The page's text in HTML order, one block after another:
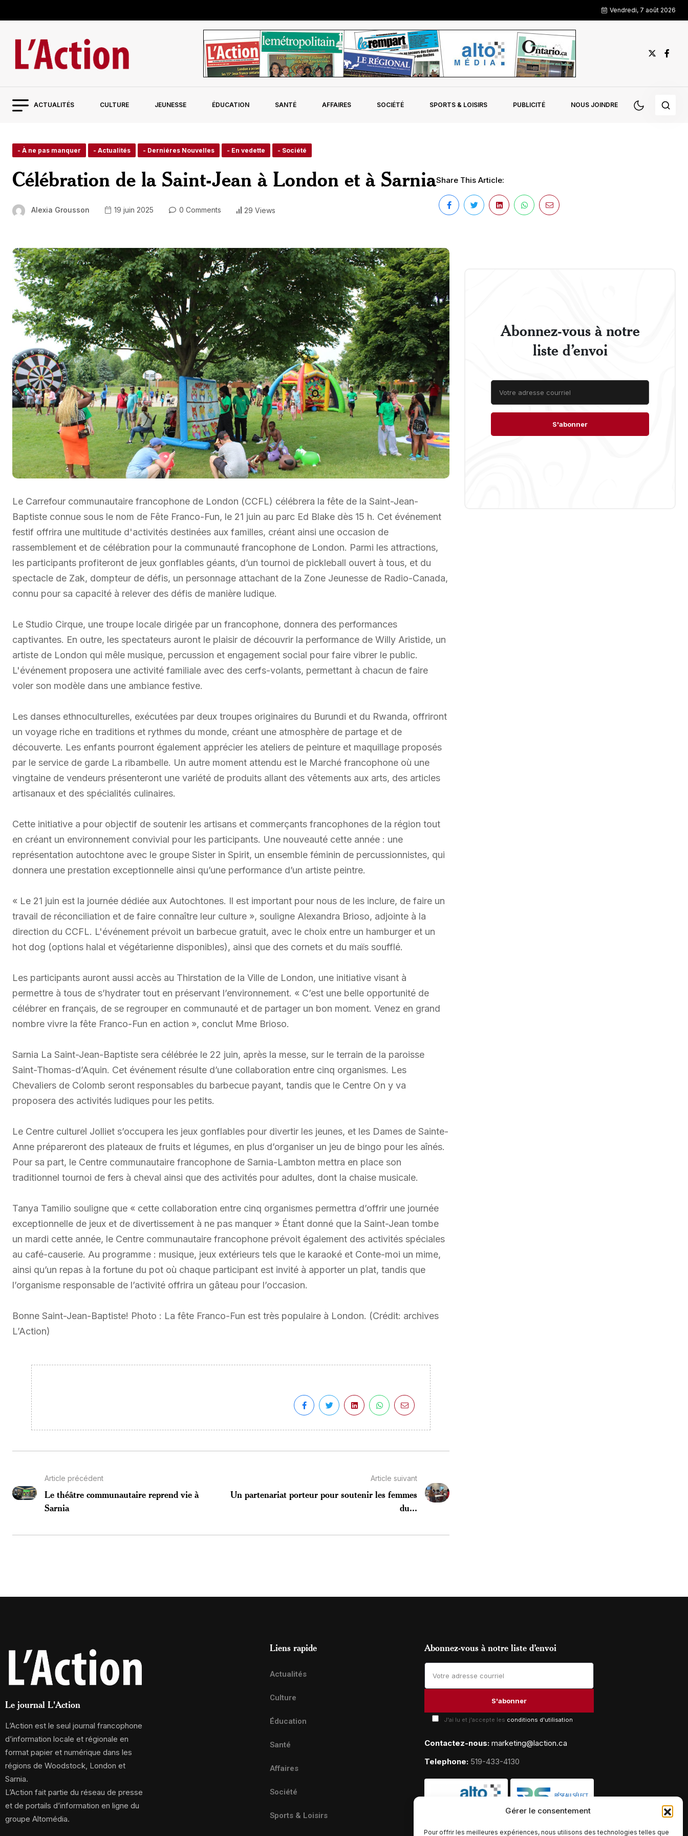
Gérer le consentement
Pour offrir les meilleures expériences, nous utilisons des technologies telles que
Vendredi, 7 août 2026
ACTUALITÉS CULTURE JEUNESSE ÉDUCATION SANTÉ AFFAIRES SOCIÉTÉ SPORTS & LOISIRS PUBLICITÉ NOUS JOINDRE
- À ne pas manquer - Actualités - Derniéres Nouvelles - En vedette - Société
Célébration de la Saint-Jean à London et à Sarnia
Alexia Grousson 19 juin 2025 0 Comments 29 Views
Share This Article:
Le Carrefour communautaire francophone de London (CCFL) célébrera la fête de la Saint-Jean-
Baptiste connue sous le nom de Fête Franco-Fun, le 21 juin au parc Ed Blake dès 15 h. Cet événement
festif offrira une multitude d'activités destinées aux familles, créant ainsi une occasion de
rassemblement et de célébration pour la communauté francophone de London. Parmi les attractions,
les participants profiteront de jeux gonflables géants, d’un tournoi de pickleball ouvert à tous, et du
spectacle de Zak, dompteur de défis, un personnage attachant de la Zone Jeunesse de Radio-Canada,
connu pour sa capacité à relever des défis de manière ludique.
Le Studio Cirque, une troupe locale dirigée par un francophone, donnera des performances
captivantes. En outre, les spectateurs auront le plaisir de découvrir la performance de Willy Aristide, un
artiste de London qui mêle musique, percussion et engagement social pour faire vibrer le public.
L'événement proposera une activité familiale avec des cerfs-volants, permettant à chacun de faire
voler son modèle dans une ambiance festive.
Les danses ethnoculturelles, exécutées par deux troupes originaires du Burundi et du Rwanda, offriront
un voyage riche en traditions et rythmes du monde, créant une atmosphère de partage et de
découverte. Les enfants pourront également apprécier les ateliers de peinture et maquillage proposés
par le service de garde La ribambelle. Un autre moment attendu est le Marché francophone où une
vingtaine de vendeurs présenteront une variété de produits allant des vêtements aux arts, des articles
artisanaux et des spécialités culinaires.
Cette initiative a pour objectif de soutenir les artisans et commerçants francophones de la région tout
en créant un environnement convivial pour les participants. Une nouveauté cette année : une
représentation autochtone avec le groupe Sister in Spirit, un ensemble féminin de percussionnistes, qui
donnera une prestation exceptionnelle ainsi qu’une performance d’un artiste peintre.
« Le 21 juin est la journée dédiée aux Autochtones. Il est important pour nous de les inclure, de faire un
travail de réconciliation et de faire connaître leur culture », souligne Alexandra Brioso, adjointe à la
direction du CCFL. L'événement prévoit un barbecue gratuit, avec le choix entre un hamburger et un
hot dog (options halal et végétarienne disponibles), ainsi que des cornets et du maïs soufflé.
Les participants auront aussi accès au Thirstation de la Ville de London, une initiative visant à
permettre à tous de s’hydrater tout en préservant l’environnement. « C’est une belle opportunité de
célébrer en français, de se regrouper en communauté et de partager un bon moment. Venez en grand
nombre vivre la fête Franco-Fun en action », conclut Mme Brioso.
Sarnia La Saint-Jean-Baptiste sera célébrée le 22 juin, après la messe, sur le terrain de la paroisse
Saint-Thomas-d’Aquin. Cet événement résulte d’une collaboration entre cinq organismes. Les
Chevaliers de Colomb seront responsables du barbecue payant, tandis que le Centre On y va
proposera des activités ludiques pour les petits.
Le Centre culturel Jolliet s’occupera les jeux gonflables pour divertir les jeunes, et les Dames de Sainte-
Anne prépareront des plateaux de fruits et légumes, en plus d’organiser un jeu de bingo pour les aînés.
Pour sa part, le Centre communautaire francophone de Sarnia-Lambton mettra en place son
traditionnel tournoi de fers à cheval ainsi que des activités pour adultes, dont la chaise musicale.
Tanya Tamilio souligne que « cette collaboration entre cinq organismes permettra d’offrir une journée
exceptionnelle de jeux et de divertissement à ne pas manquer » Étant donné que la Saint-Jean tombe
un mardi cette année, le Centre communautaire francophone prévoit également des activités spéciales
au café-causerie. Au programme : musique, jeux extérieurs tels que le karaoké et Conte-moi un mime,
ainsi qu’un repas à la fortune du pot où chaque participant est invité à apporter un plat, tandis que
l’organisme responsable de l’activité offrira un gâteau pour l’occasion.
Bonne Saint-Jean-Baptiste! Photo : La fête Franco-Fun est très populaire à London. (Crédit: archives
L’Action)
Article précédent
Le théâtre communautaire reprend vie à
Sarnia
Article suivant
Un partenariat porteur pour soutenir les femmes
du...
Abonnez-vous à notre
liste d’envoi
Le journal L'Action
L’Action est le seul journal francophone
d’information locale et régionale en
format papier et numérique dans les
régions de Woodstock, London et
Sarnia.
L’Action fait partie du réseau de presse
et de portails d’information en ligne du
groupe Altomédia.
Liens rapide
Actualités
Culture
Éducation
Santé
Affaires
Société
Sports & Loisirs
Abonnez-vous à notre liste d’envoi
J'ai lu et j'accepte les conditions d'utilisation
Contactez-nous: marketing@laction.ca
Telephone: 519-433-4130